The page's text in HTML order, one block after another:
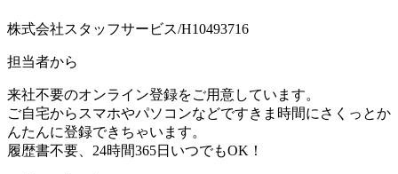
株式会社スタッフサービス/H10493716
担当者から
来社不要のオンライン登録をご用意しています。
ご自宅からスマホやパソコンなどですきま時間にさくっとか
んたんに登録できちゃいます。
履歴書不要、24時間365日いつでもOK！